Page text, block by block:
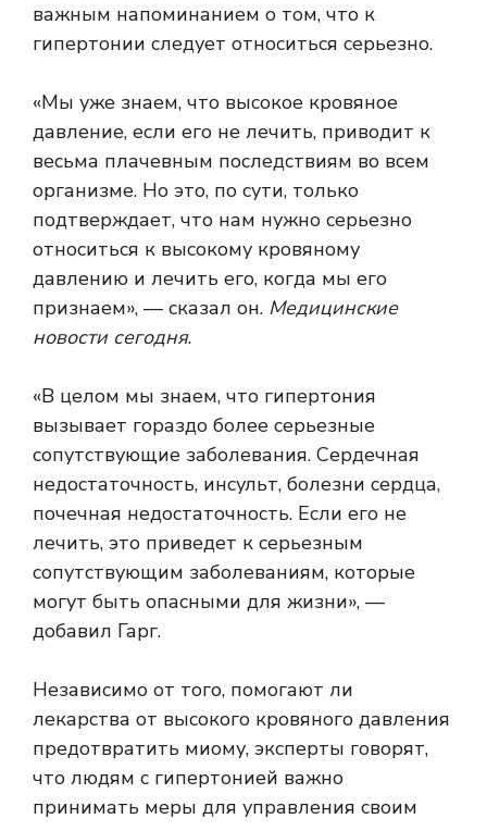
важным напоминанием о том, что к
гипертонии следует относиться серьезно.
«Мы уже знаем, что высокое кровяное
давление, если его не лечить, приводит к
весьма плачевным последствиям во всем
организме. Но это, по сути, только
подтверждает, что нам нужно серьезно
относиться к высокому кровяному
давлению и лечить его, когда мы его
признаем», — сказал он. Медицинские
новости сегодня.
«В целом мы знаем, что гипертония
вызывает гораздо более серьезные
сопутствующие заболевания. Сердечная
недостаточность, инсульт, болезни сердца,
почечная недостаточность. Если его не
лечить, это приведет к серьезным
сопутствующим заболеваниям, которые
могут быть опасными для жизни», —
добавил Гарг.
Независимо от того, помогают ли
лекарства от высокого кровяного давления
предотвратить миому, эксперты говорят,
что людям с гипертонией важно
принимать меры для управления своим